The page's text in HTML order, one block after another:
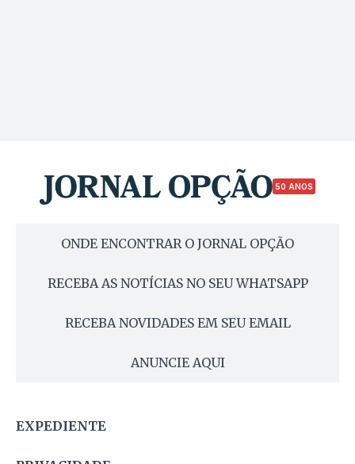
50 ANOS
ONDE ENCONTRAR O JORNAL OPÇÃO
RECEBA AS NOTÍCIAS NO SEU WHATSAPP
RECEBA NOVIDADES EM SEU EMAIL
ANUNCIE AQUI
EXPEDIENTE